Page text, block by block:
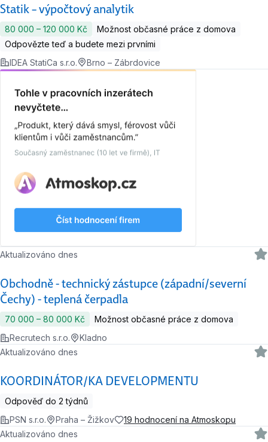
Statik – výpočtový analytik
80 000 ‍–‍ 120 000 Kč
Možnost občasné práce z domova
Odpovězte teď a budete mezi prvními
IDEA StatiCa s.r.o.
Brno – Zábrdovice
Obchodně - technický zástupce (západní/severní
Čechy) - teplená čerpadla
Aktualizováno dnes
70 000 ‍–‍ 80 000 Kč
Možnost občasné práce z domova
Recrutech s.r.o.
Kladno
KOORDINÁTOR/KA DEVELOPMENTU
Aktualizováno dnes
Odpověď do 2 týdnů
PSN s.r.o.
Praha – Žižkov 19 hodnocení na Atmoskopu
Aktualizováno dnes